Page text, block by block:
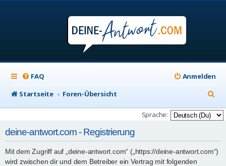
FAQ
Anmelden
Startseite
Foren-Übersicht
u
c
e
Sprache:
deine-antwort.com - Registrierung
Mit dem Zugriff auf „deine-antwort.com“ („https://deine-antwort.com“)
wird zwischen dir und dem Betreiber ein Vertrag mit folgenden